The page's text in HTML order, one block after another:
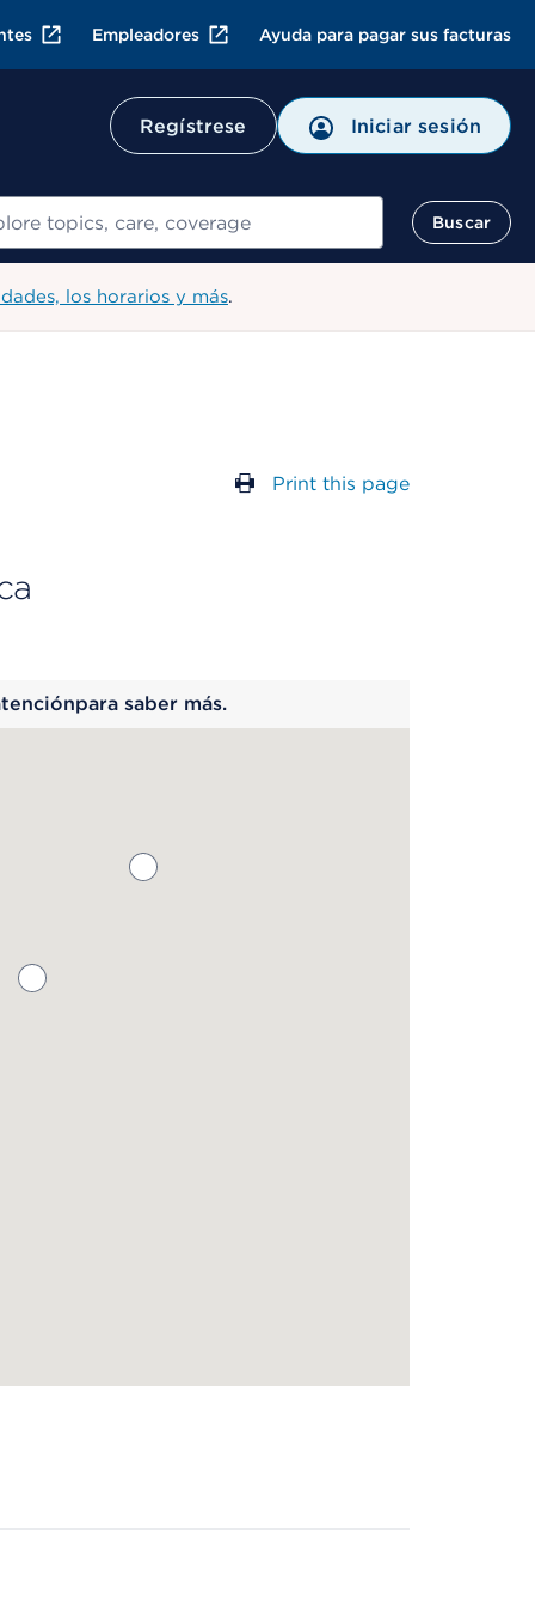
Empleadores Ayuda para pagar sus facturas
Regístrese Iniciar sesión
Buscar
los horarios y más.
Print this page
saber más.